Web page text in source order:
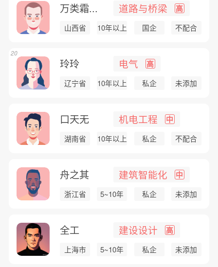
万类霜... 道路与桥梁 高
山西省 10年以上 国企 不配合
玲玲 电气 高
辽宁省 10年以上 私企 未添加
20
口天无 机电工程 中
湖南省 10年以上 私企 不配合
舟之其 建筑智能化 中
浙江省 5~10年 私企 未添加
全工 建设设计 高
上海市 5~10年 私企 未添加